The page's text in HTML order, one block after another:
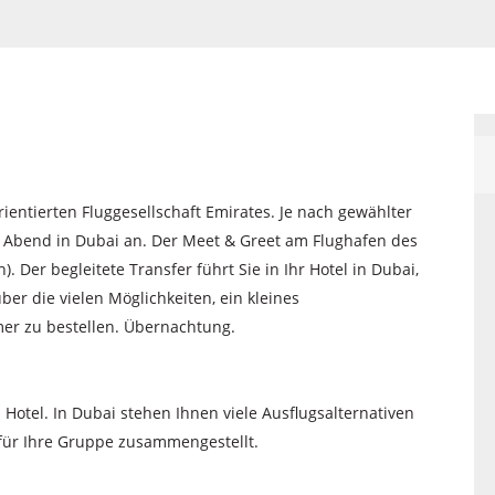
Fluggesellschaft Emirates. Je nach gewählter
in Dubai an. Der Meet & Greet am Flughafen des
Der begleitete Transfer führt Sie in Ihr Hotel in Dubai,
die vielen Möglichkeiten, ein kleines
zu bestellen. Übernachtung.
In Dubai stehen Ihnen viele Ausflugsalternativen
Ihre Gruppe zusammengestellt.